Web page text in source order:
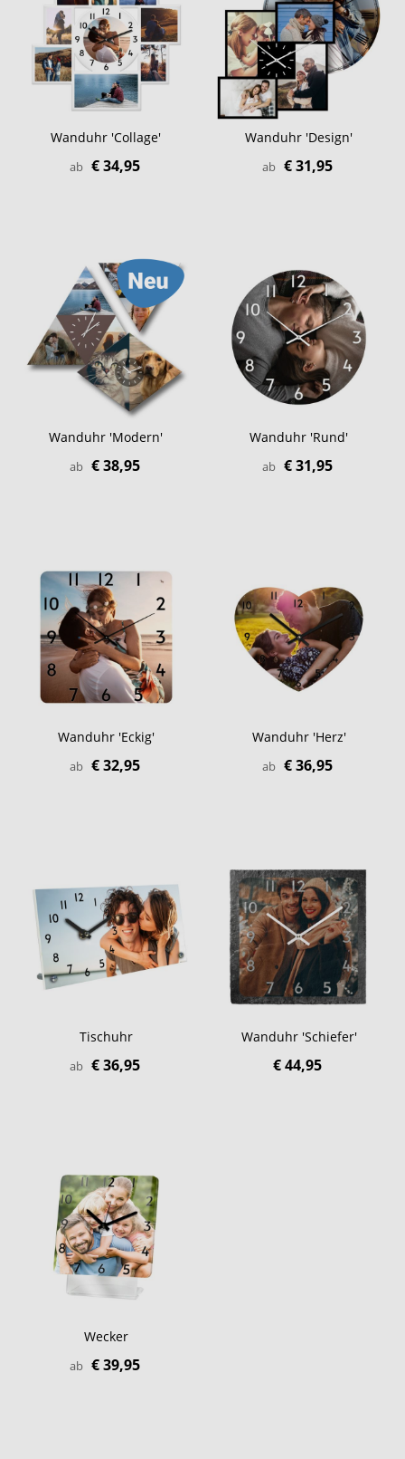
Wanduhr 'Collage'
ab € 34,95
Wanduhr 'Design'
ab € 31,95
Wanduhr 'Modern'
ab € 38,95
Wanduhr 'Rund'
ab € 31,95
Wanduhr 'Eckig'
ab € 32,95
Wanduhr 'Herz'
ab € 36,95
Tischuhr
ab € 36,95
Wanduhr 'Schiefer'
€ 44,95
Wecker
ab € 39,95